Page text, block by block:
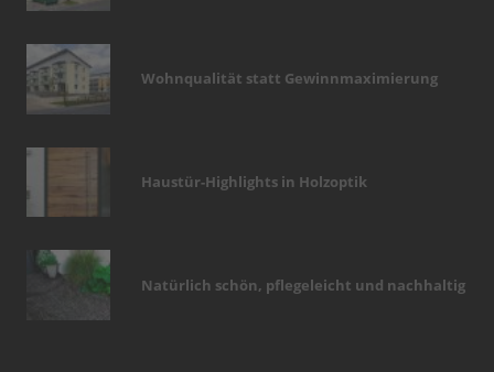
Wohnqualität statt Gewinnmaximierung
Haustür-Highlights in Holzoptik
Natürlich schön, pflegeleicht und nachhaltig